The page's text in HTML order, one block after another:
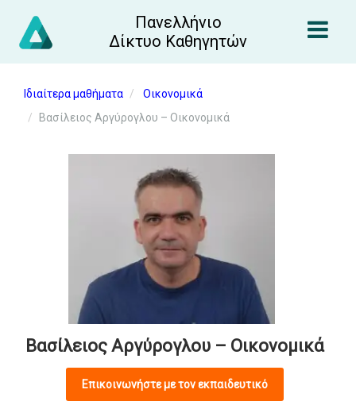
Πανελλήνιο
Δίκτυο Καθηγητών
Ιδιαίτερα μαθήματα
Οικονομικά
Βασίλειος Αργύρογλου – Οικονομικά
Βασίλειος Αργύρογλου – Οικονομικά
Επικοινωνήστε με τον εκπαιδευτικό